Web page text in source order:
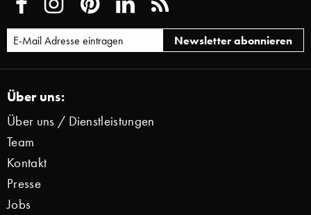
Über uns:
Über uns / Dienstleistungen
Team
Kontakt
Presse
Jobs